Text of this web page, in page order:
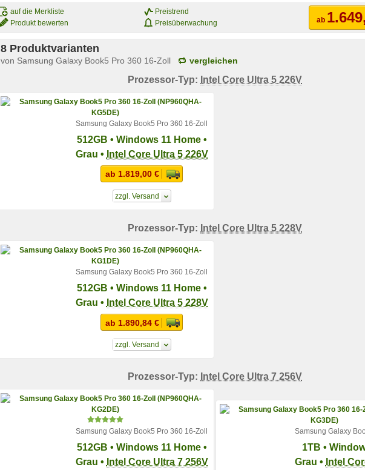
auf die Merkliste
Produkt bewerten
Preistrend
Preisüberwachung
ab 1.649,
8 Produktvarianten
von Samsung Galaxy Book5 Pro 360 16-Zoll vergleichen
Prozessor-Typ: Intel Core Ultra 5 226V
Samsung Galaxy Book5 Pro 360 16-Zoll
512GB • Windows 11 Home •
Grau • Intel Core Ultra 5 226V
ab 1.819,00 €
zzgl. Versand
Prozessor-Typ: Intel Core Ultra 5 228V
Samsung Galaxy Book5 Pro 360 16-Zoll
512GB • Windows 11 Home •
Grau • Intel Core Ultra 5 228V
ab 1.890,84 €
zzgl. Versand
Prozessor-Typ: Intel Core Ultra 7 256V
Samsung Galaxy Book5 Pro 360 16-Zoll
512GB • Windows 11 Home •
Grau • Intel Core Ultra 7 256V
Samsung Galaxy
1TB •
Grau • Intel